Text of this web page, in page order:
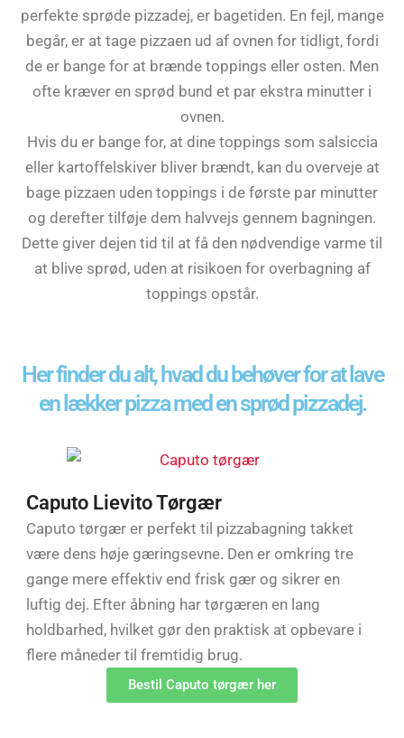
perfekte sprøde pizzadej, er bagetiden. En fejl, mange
begår, er at tage pizzaen ud af ovnen for tidligt, fordi
de er bange for at brænde toppings eller osten. Men
ofte kræver en sprød bund et par ekstra minutter i
ovnen.
Hvis du er bange for, at dine toppings som salsiccia
eller kartoffelskiver bliver brændt, kan du overveje at
bage pizzaen uden toppings i de første par minutter
og derefter tilføje dem halvvejs gennem bagningen.
Dette giver dejen tid til at få den nødvendige varme til
at blive sprød, uden at risikoen for overbagning af
toppings opstår.
Her finder du alt, hvad du behøver for at lave
en lækker pizza med en sprød pizzadej.
Caputo Lievito Tørgær
Caputo tørgær er perfekt til pizzabagning takket
være dens høje gæringsevne. Den er omkring tre
gange mere effektiv end frisk gær og sikrer en
luftig dej. Efter åbning har tørgæren en lang
holdbarhed, hvilket gør den praktisk at opbevare i
flere måneder til fremtidig brug.
Bestil Caputo tørgær her